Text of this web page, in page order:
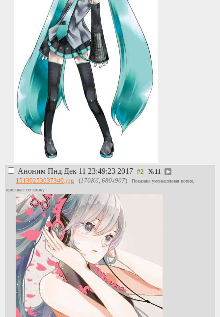
Аноним Пнд Дек 11 23:49:23 2017 №11
15130253637340.jpg (170Кб, 680x907)
Показана уменьшенная копия,
оригинал по клику.